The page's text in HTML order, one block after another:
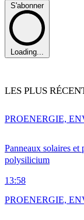
S'abonner
Loading...
LES PLUS
Panneaux solaires et
polysilicium
13:58
PROENERGIE,
PROENERGIE,